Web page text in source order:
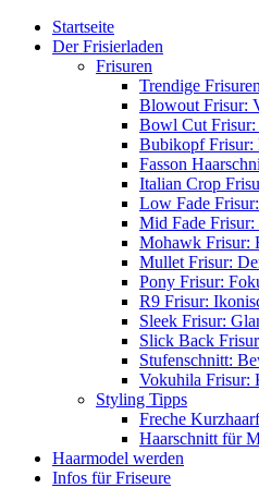
Startseite
Der Frisierladen
Frisuren
Trendige
Blowout Frisur:
Bowl Cut Frisur:
Bubikopf Frisur:
Fasson
Italian Crop
Low Fade
Mid Fade Frisur:
Mohawk Frisur:
Mullet Frisur:
Pony Frisur:
R9 Frisur:
Sleek Frisur:
Slick Back
Stufenschnitt:
Vokuhila Frisur:
Styling Tipps
Freche
Haarschnitt für
Haarmodel werden
Infos für Friseure